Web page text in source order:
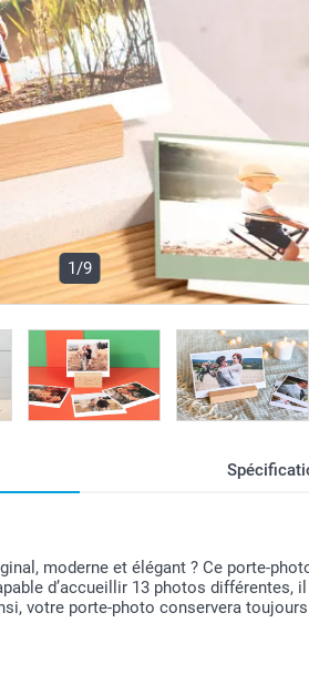
1/9
moderne et élégant ? Ce porte-
d’accueillir 13 photos différentes,
votre porte-photo conservera